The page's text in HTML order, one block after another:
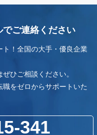
ご連絡ください
ト！全国の大手・優良企業
ひご相談ください。
をゼロからサポートいた
341